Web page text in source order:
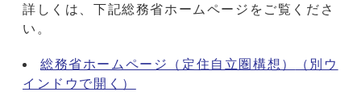
詳しくは、下記総務省ホームページをご覧くださ
い。
総務省ホームページ（定住自立圏構想）
（別ウ
インドウで開く）